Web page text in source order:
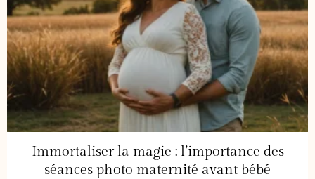
Immortaliser la magie : l’importance des
séances photo maternité avant bébé